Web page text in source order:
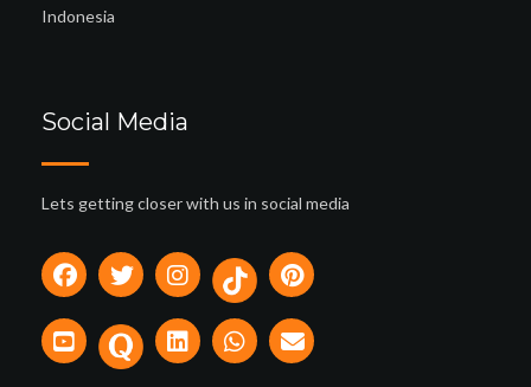
Indonesia
Social Media
Lets getting closer with us in social media